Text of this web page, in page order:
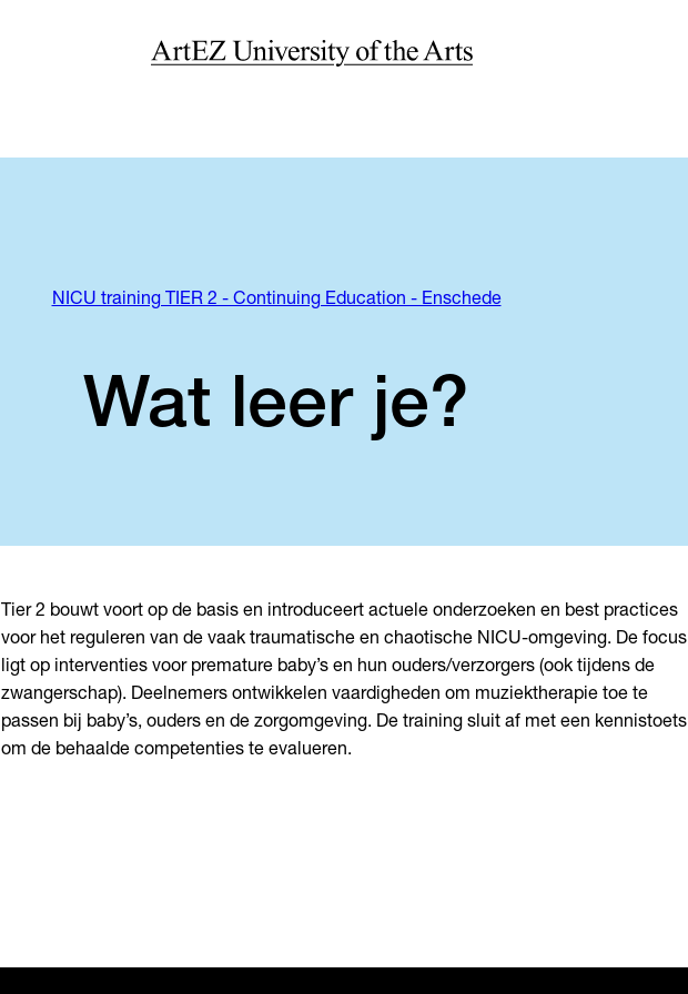
NICU training TIER 2 - Continuing Education - Enschede
Wat leer je?
Tier 2 bouwt voort op de basis en introduceert actuele onderzoeken en best practices
voor het reguleren van de vaak traumatische en chaotische NICU-omgeving. De focus
ligt op interventies voor premature baby’s en hun ouders/verzorgers (ook tijdens de
zwangerschap). Deelnemers ontwikkelen vaardigheden om muziektherapie toe te
passen bij baby’s, ouders en de zorgomgeving. De training sluit af met een kennistoets
om de behaalde competenties te evalueren.